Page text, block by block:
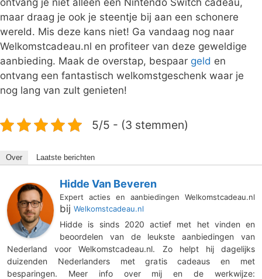
maar draag je ook je steentje bij aan een schonere
wereld. Mis deze kans niet! Ga vandaag nog naar
Welkomstcadeau.nl en profiteer van deze geweldige
aanbieding. Maak de overstap, bespaar geld en
ontvang een fantastisch welkomstgeschenk waar je
nog lang van zult genieten!
5/5 - (3 stemmen)
Over Laatste berichten
Hidde Van Beveren
Expert acties en aanbiedingen Welkomstcadeau.nl
bij Welkomstcadeau.nl
Hidde is sinds 2020 actief met het vinden en
beoordelen van de leukste aanbiedingen van
Nederland voor Welkomstcadeau.nl. Zo helpt hij dagelijks
duizenden Nederlanders met gratis cadeaus en met
besparingen. Meer info over mij en de werkwijze: